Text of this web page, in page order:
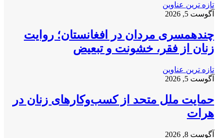
تازه ترین عناوین
آگوست 5, 2026
چندهمسری مردان در افغانستان؛ روایت
زنان از فقر، خشونت و تبعیض
تازه ترین عناوین
آگوست 5, 2026
حمایت ملل متحد از کسب‌وکارهای زنان در
هرات
آگوست 8, 2026